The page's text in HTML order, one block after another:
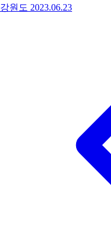
강원도 2023.06.23